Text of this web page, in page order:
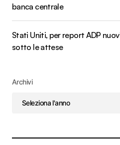
banca centrale
Stati Uniti, per report ADP
sotto le attese
Archivi